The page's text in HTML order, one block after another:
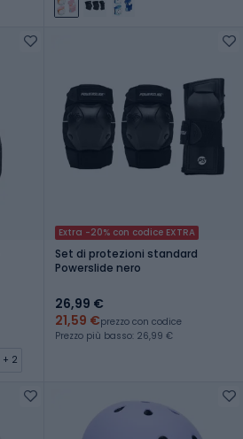
+ 2
Extra -20% con codice EXTRA
Set di protezioni standard
Powerslide nero
26,99 €
21,59 €prezzo con codice
Prezzo più basso: 26,99 €